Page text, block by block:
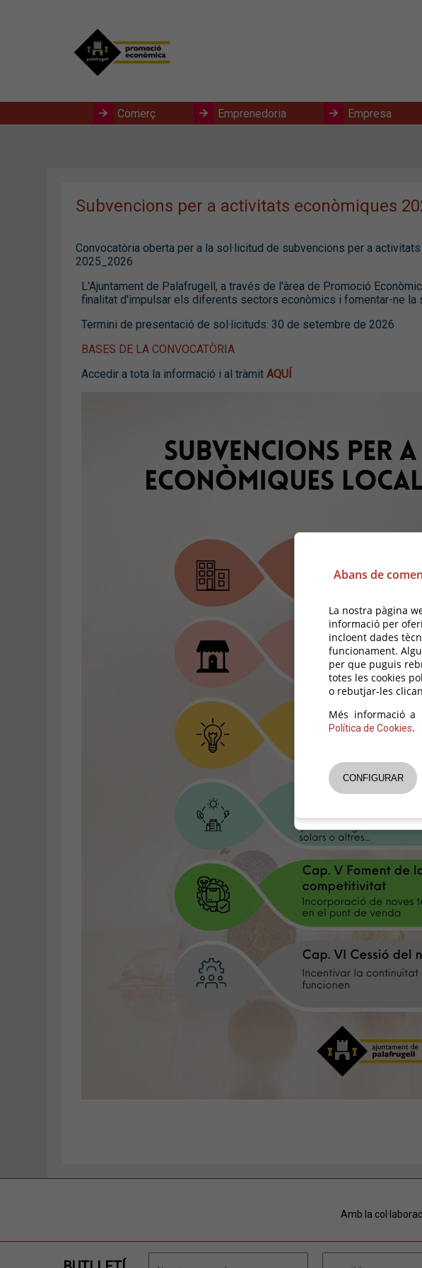
Comerç Emprenedoria Empresa
Subvencions per a activitats econòmiques
Convocatòria oberta per a la sol·licitud de subvencions per a
2025_2026
L'Ajuntament de Palafrugell, a través de l'àrea de Promoció
finalitat d'impulsar els diferents sectors econòmics i fomentar-ne la
Termini de presentació de sol·licituds: 30 de setembre de 2026
BASES DE LA CONVOCATÒRIA
Accedir a tota la informació i al tràmitAQUÍ
Amb la
Abans de
La nostra pàgina
informació per
incloent dades
funcionament.
per que puguis
totes les cookies
o rebutjar-les
Més informació a
Política de Cookies.